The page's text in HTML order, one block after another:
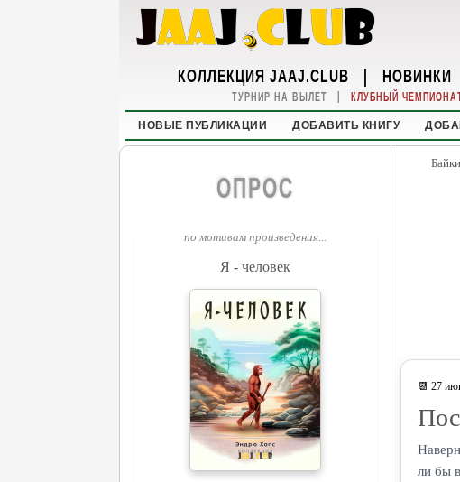
КОЛЛЕКЦИЯ JAAJ.CLUB | НОВИНКИ
ТУРНИР НА ВЫЛЕТ | КЛУБНЫЙ
НОВЫЕ ПУБЛИКАЦИИ ДОБАВИТЬ КНИГУ
ОПРОС
по мотивам произведения...
Я - человек
📆 27
ли бы